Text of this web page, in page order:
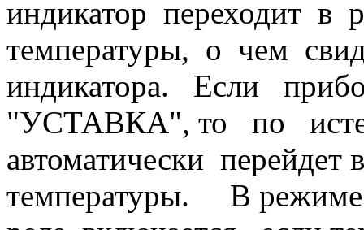
индикатор переходит в
температуры, о чем
индикатора. Если
"УСТАВКА", то по
автоматически
температуры. В